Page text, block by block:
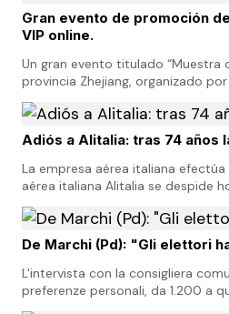
Gran evento de promoción
VIP online.
Un gran evento titulado “Muestra
provincia Zhejiang, organizado
Adiós a Alitalia: tras 74 años
La empresa aérea italiana
aérea italiana Alitalia se despide
De Marchi (Pd): "Gli elettori
L'intervista con la consigliera
preferenze personali, da 1.200 a